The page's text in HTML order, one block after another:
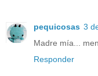
pequicosas 3
Madre mía...
Responder